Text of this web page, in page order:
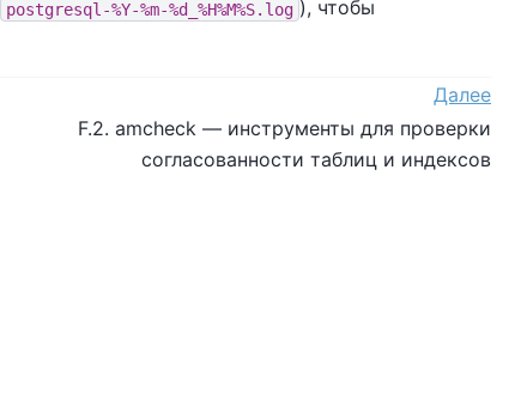
postgresql-%Y-%m-%d_%H%M%S.log ), чтобы
Далее
F.2. amcheck — инструменты для проверки
согласованности таблиц и индексов